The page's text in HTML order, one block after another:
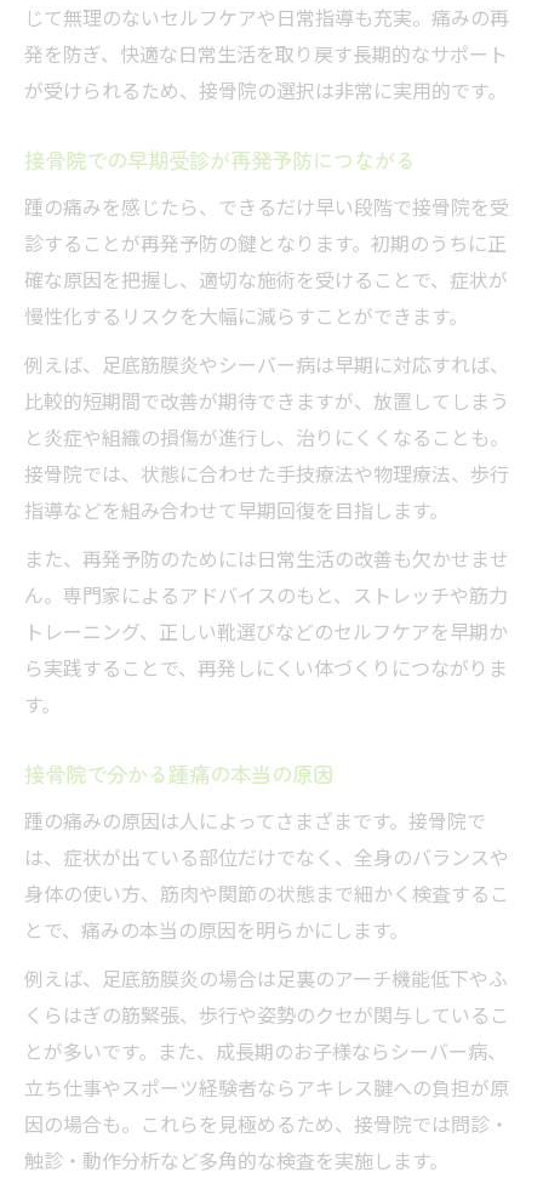
じて無理のないセルフケアや日常指導も充実。痛みの再
発を防ぎ、快適な日常生活を取り戻す長期的なサポート
が受けられるため、接骨院の選択は非常に実用的です。
接骨院での早期受診が再発予防につながる
踵の痛みを感じたら、できるだけ早い段階で接骨院を受
診することが再発予防の鍵となります。初期のうちに正
確な原因を把握し、適切な施術を受けることで、症状が
慢性化するリスクを大幅に減らすことができます。
例えば、足底筋膜炎やシーバー病は早期に対応すれば、
比較的短期間で改善が期待できますが、放置してしまう
と炎症や組織の損傷が進行し、治りにくくなることも。
接骨院では、状態に合わせた手技療法や物理療法、歩行
指導などを組み合わせて早期回復を目指します。
また、再発予防のためには日常生活の改善も欠かせませ
ん。専門家によるアドバイスのもと、ストレッチや筋力
トレーニング、正しい靴選びなどのセルフケアを早期か
ら実践することで、再発しにくい体づくりにつながりま
す。
接骨院で分かる踵痛の本当の原因
踵の痛みの原因は人によってさまざまです。接骨院で
は、症状が出ている部位だけでなく、全身のバランスや
身体の使い方、筋肉や関節の状態まで細かく検査するこ
とで、痛みの本当の原因を明らかにします。
例えば、足底筋膜炎の場合は足裏のアーチ機能低下やふ
くらはぎの筋緊張、歩行や姿勢のクセが関与しているこ
とが多いです。また、成長期のお子様ならシーバー病、
立ち仕事やスポーツ経験者ならアキレス腱への負担が原
因の場合も。これらを見極めるため、接骨院では問診・
触診・動作分析など多角的な検査を実施します。